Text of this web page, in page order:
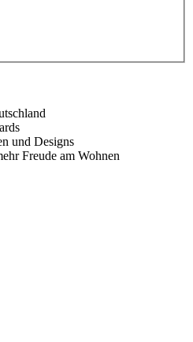
und Designs
Freude am Wohnen